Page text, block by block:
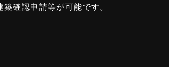
確認申請等が可能です。